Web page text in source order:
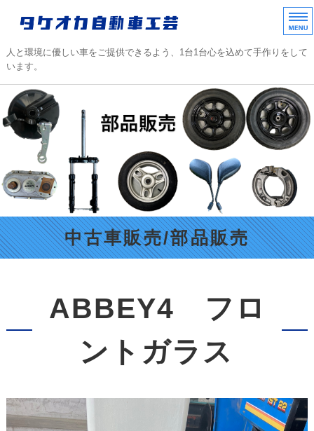
タケオカ自動車工芸
人と環境に優しい車をご提供できるよう、1台1台心を込めて手作りをして
います。
ホーム
TAKEOKAラインアップ
中古車販売/部品販売
不動車レスキュー
会社概要/協力店/ご質問
中古車販売/部品販売
ABBEY4 フロ
ントガラス